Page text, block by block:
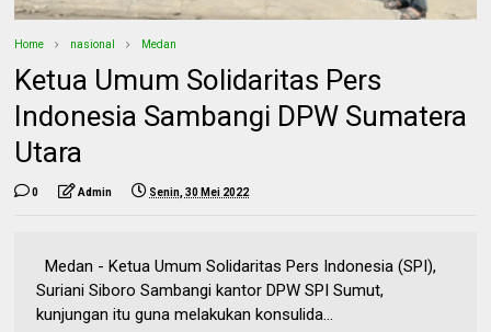
Home nasional Medan
Ketua Umum Solidaritas Pers
Indonesia Sambangi DPW Sumatera
Utara
0 Admin Senin, 30 Mei 2022
Medan - Ketua Umum Solidaritas Pers Indonesia (SPI),
Suriani Siboro Sambangi kantor DPW SPI Sumut,
kunjungan itu guna melakukan konsulida...